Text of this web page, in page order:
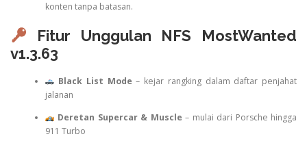
konten tanpa batasan.
Fitur Unggulan NFS MostWanted
v1.3.63
Black List Mode – kejar rangking dalam daftar penjahat
jalanan
Deretan Supercar & Muscle – mulai dari Porsche hingga
911 Turbo